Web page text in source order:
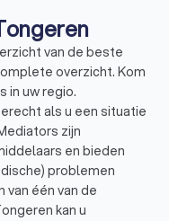
van de beste
overzicht. Kom
in uw regio.
als u een situatie
zijn
en bieden
problemen
van één van de
kan u